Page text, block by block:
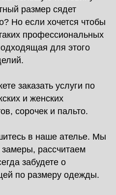
размер сядет
Но если хочется чтобы
профессиональных
для этого
заказать услуги по
и женских
сорочек и пальто.
в наше ателье. Мы
рассчитаем
забудете о
по размеру одежды.